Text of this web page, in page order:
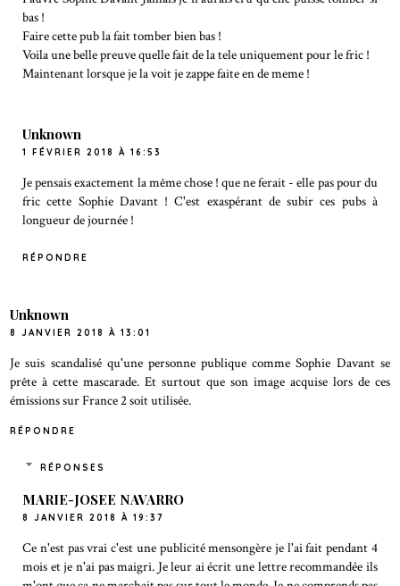
bas !
Faire cette pub la fait tomber bien bas !
Voila une belle preuve quelle fait de la tele uniquement pour le fric !
Maintenant lorsque je la voit je zappe faite en de meme !
Unknown
1 FÉVRIER 2018 À 16:53
Je pensais exactement la même chose ! que ne ferait - elle pas pour du
fric cette Sophie Davant ! C'est exaspérant de subir ces pubs à
longueur de journée !
RÉPONDRE
Unknown
8 JANVIER 2018 À 13:01
Je suis scandalisé qu'une personne publique comme Sophie Davant se
prête à cette mascarade. Et surtout que son image acquise lors de ces
émissions sur France 2 soit utilisée.
RÉPONDRE
RÉPONSES
MARIE-JOSEE NAVARRO
8 JANVIER 2018 À 19:37
Ce n'est pas vrai c'est une publicité mensongère je l'ai fait pendant 4
mois et je n'ai pas maigri. Je leur ai écrit une lettre recommandée ils